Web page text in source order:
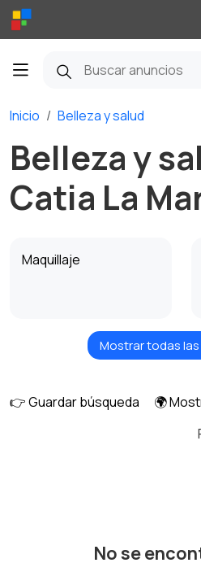
Inicio Belleza y salud
Belleza y
Catia La
Maquillaje
Productos para laMostrar todas
👉 Guardar búsqueda
🌍
No se